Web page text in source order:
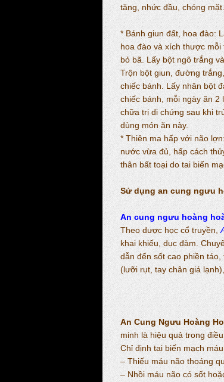
tăng, nhức đầu, chóng
* Bánh giun đất, hoa đào:
hoa đào và xích thược mỗi
bỏ bã. Lấy bột ngô trắng
Trộn bột giun, đường
chiếc bánh. Lấy nhân bột
chiếc bánh, mỗi ngày ăn 2
chữa trị di chứng sau khi
dùng món ăn này.
* Thiên ma hấp với não
nước vừa đủ, hấp cách
thân bất toại do tai biến
Sử dụng an cung ngưu
An cung ngưu hoàng
Theo dược học cổ truyền,
khai khiếu, dục đàm.
dẫn đến sốt cao phiền
(lưỡi rụt, tay chân giá
An Cung Ngưu Hoàng
minh là hiệu quả trong
Chỉ định tai biến mạch
– Thiếu máu não thoáng
– Nhồi máu não có sốt